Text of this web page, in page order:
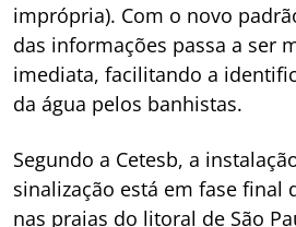
imprópria). Com o novo
das informações passa a ser
imediata, facilitando a
da água pelos banhistas.
Segundo a Cetesb, a
sinalização está em fase final
nas praias do litoral de São